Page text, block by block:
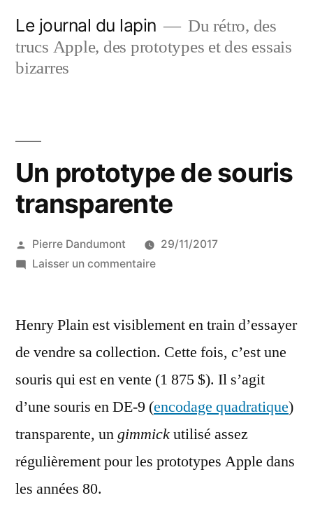
contenu
Le journal du lapin
Du rétro, des
trucs Apple, des prototypes et des essais
bizarres
Un prototype de souris
transparente
Publié
par
Pierre Dandumont
29/11/2017
Laisser un commentairesur
de
transparente
Henry Plain est visiblement en train d’essayer
de vendre sa collection. Cette fois, c’est une
souris qui est en vente (1 875 $). Il s’agit
d’une souris en DE-9 (encodage quadratique)
transparente, ungimmickutilisé assez
régulièrement pour les prototypes Apple dans
les années 80.